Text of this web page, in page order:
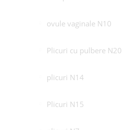
ovule vaginale N10
Plicuri cu pulbere N20
plicuri N14
Plicuri N15